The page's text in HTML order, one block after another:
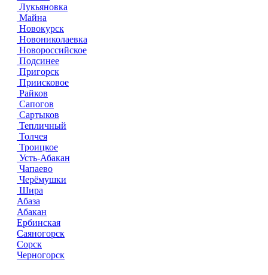
Лукьяновка
Майна
Новокурск
Новониколаевка
Новороссийское
Подсинее
Пригорск
Приисковое
Райков
Сапогов
Сартыков
Тепличный
Толчея
Троицкое
Усть-Абакан
Чапаево
Черёмушки
Шира
Абаза
Абакан
Ербинская
Саяногорск
Сорск
Черногорск